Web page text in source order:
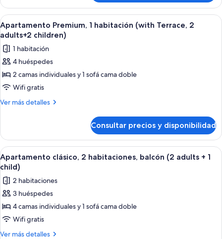
adults
+
2
children)
clásico,
habitación,
balcón
adults
+
children)
Abrir
todas
las
fotos
de
Apartamento
Premium,
1
Terrace,
2
adults+2
children)
Habitación de hotel moderna con
8
Apartamento Premium, 1 habitación (with Terrace, 2
adults+2 children)
1 habitación
4 huéspedes
2 camas individuales y 1 sofá cama doble
Wifi gratis
Ver más detalles
Más
Premium,
habitación
(with
Terrace,
2
adults+2
Consultar precios y disponibilidad
Abrir
todas
las
fotos
de
Apartamento
clásico,
2
Caja fuerte, cortinas opacas, wifi
8
Apartamento clásico, 2 habitaciones, balcón (2 adults + 1
child)
2 habitaciones
3 huéspedes
4 camas individuales y 1 sofá cama doble
Wifi gratis
Ver más detalles
Más